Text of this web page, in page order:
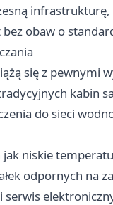
obaw o
się z pewnymi
kabin
do sieci
niskie
odpornych na